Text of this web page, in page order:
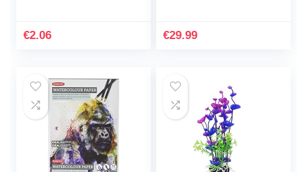
€2.06
handbelettering…
€29.99